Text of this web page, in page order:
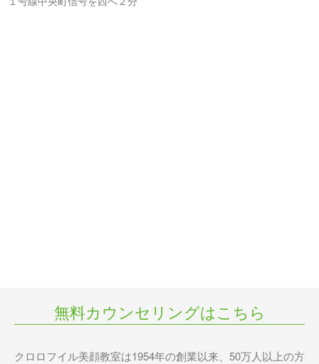
無料カウンセリングはこちら
クロロフイル美顔教室は1954年の創業以来、50万人以上の方